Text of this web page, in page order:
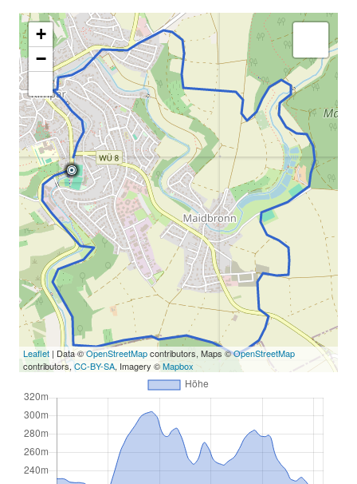
+
−
Leaflet | Data ©OpenStreetMapcontributors, Maps ©OpenStreetMap
contributors, CC-BY-SA, Imagery ©Mapbox